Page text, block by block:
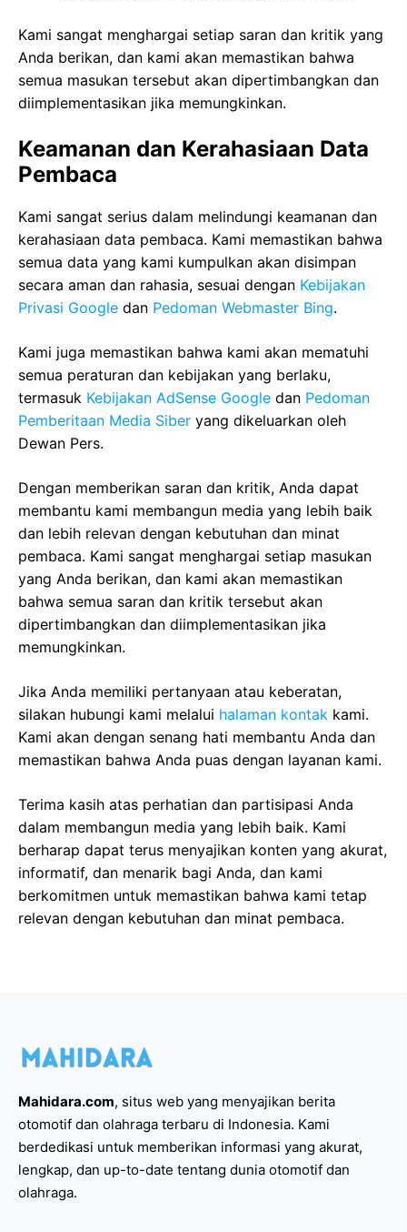
Kami sangat menghargai setiap saran dan kritik yang
Anda berikan, dan kami akan memastikan bahwa
semua masukan tersebut akan dipertimbangkan dan
diimplementasikan jika memungkinkan.
Keamanan dan Kerahasiaan Data
Pembaca
Kami sangat serius dalam melindungi keamanan dan
kerahasiaan data pembaca. Kami memastikan bahwa
semua data yang kami kumpulkan akan disimpan
secara aman dan rahasia, sesuai dengan Kebijakan
Privasi Google dan Pedoman Webmaster Bing.
Kami juga memastikan bahwa kami akan mematuhi
semua peraturan dan kebijakan yang berlaku,
termasuk Kebijakan AdSense Google dan Pedoman
Pemberitaan Media Siber yang dikeluarkan oleh
Dewan Pers.
Dengan memberikan saran dan kritik, Anda dapat
membantu kami membangun media yang lebih baik
dan lebih relevan dengan kebutuhan dan minat
pembaca. Kami sangat menghargai setiap masukan
yang Anda berikan, dan kami akan memastikan
bahwa semua saran dan kritik tersebut akan
dipertimbangkan dan diimplementasikan jika
memungkinkan.
Jika Anda memiliki pertanyaan atau keberatan,
silakan hubungi kami melalui halaman kontak kami.
Kami akan dengan senang hati membantu Anda dan
memastikan bahwa Anda puas dengan layanan kami.
Terima kasih atas perhatian dan partisipasi Anda
dalam membangun media yang lebih baik. Kami
berharap dapat terus menyajikan konten yang akurat,
informatif, dan menarik bagi Anda, dan kami
berkomitmen untuk memastikan bahwa kami tetap
relevan dengan kebutuhan dan minat pembaca.
Mahidara.com, situs web yang menyajikan berita
otomotif dan olahraga terbaru di Indonesia. Kami
berdedikasi untuk memberikan informasi yang akurat,
lengkap, dan up-to-date tentang dunia otomotif dan
olahraga.